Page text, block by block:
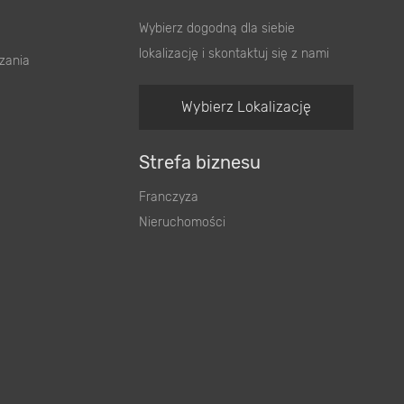
Wybierz dogodną dla siebie
lokalizację i skontaktuj się z nami
Wybierz Lokalizację
Strefa biznesu
Franczyza
Nieruchomości